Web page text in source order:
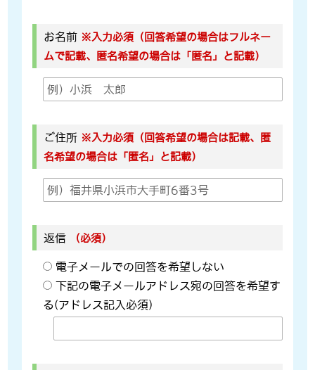
お名前 ※入力必須（回答希望の場合はフルネー
ムで記載、匿名希望の場合は「匿名」と記載）
ご住所 ※入力必須（回答希望の場合は記載、匿
名希望の場合は「匿名」と記載）
返信 （必須）
電子メールでの回答を希望しない
下記の電子メールアドレス宛の回答を希望す
る(アドレス記入必須)